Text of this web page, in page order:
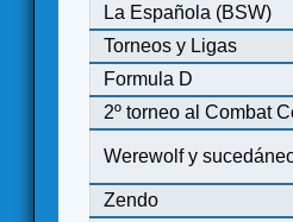
La Española (BSW)
Torneos y Ligas
Formula D
2º torneo al Combat
Werewolf y
Zendo